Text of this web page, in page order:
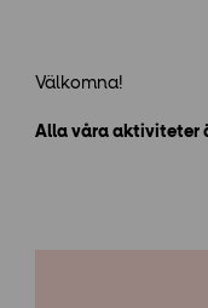
Välkomna!
Alla våra aktiviteter